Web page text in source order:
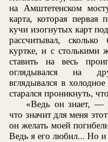
на Амштетенском
карта, которая первая
кучи изогнутых карт
рассчитывал,
куртке, и с столькими
ставить на весь
оглядывался на
вглядывался в
старался проникнуть,
«Ведь он знает, —
что значит для меня
он желать моей
Ведь я его любил... Но